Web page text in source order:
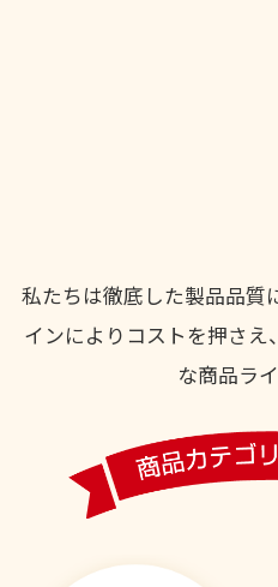
私たちは徹底した製品品質
インによりコストを押さ
な商品ラ